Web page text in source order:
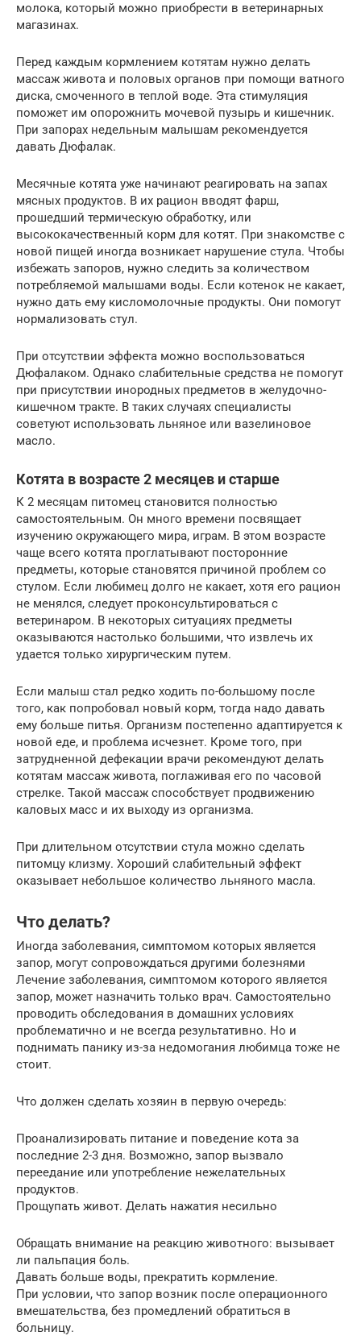
молока, который можно приобрести в ветеринарных
магазинах.
Перед каждым кормлением котятам нужно делать
массаж живота и половых органов при помощи ватного
диска, смоченного в теплой воде. Эта стимуляция
поможет им опорожнить мочевой пузырь и кишечник.
При запорах недельным малышам рекомендуется
давать Дюфалак.
Месячные котята уже начинают реагировать на запах
мясных продуктов. В их рацион вводят фарш,
прошедший термическую обработку, или
высококачественный корм для котят. При знакомстве с
новой пищей иногда возникает нарушение стула. Чтобы
избежать запоров, нужно следить за количеством
потребляемой малышами воды. Если котенок не какает,
нужно дать ему кисломолочные продукты. Они помогут
нормализовать стул.
При отсутствии эффекта можно воспользоваться
Дюфалаком. Однако слабительные средства не помогут
при присутствии инородных предметов в желудочно-
кишечном тракте. В таких случаях специалисты
советуют использовать льняное или вазелиновое
масло.
Котята в возрасте 2 месяцев и старше
К 2 месяцам питомец становится полностью
самостоятельным. Он много времени посвящает
изучению окружающего мира, играм. В этом возрасте
чаще всего котята проглатывают посторонние
предметы, которые становятся причиной проблем со
стулом. Если любимец долго не какает, хотя его рацион
не менялся, следует проконсультироваться с
ветеринаром. В некоторых ситуациях предметы
оказываются настолько большими, что извлечь их
удается только хирургическим путем.
Если малыш стал редко ходить по-большому после
того, как попробовал новый корм, тогда надо давать
ему больше питья. Организм постепенно адаптируется к
новой еде, и проблема исчезнет. Кроме того, при
затрудненной дефекации врачи рекомендуют делать
котятам массаж живота, поглаживая его по часовой
стрелке. Такой массаж способствует продвижению
каловых масс и их выходу из организма.
При длительном отсутствии стула можно сделать
питомцу клизму. Хороший слабительный эффект
оказывает небольшое количество льняного масла.
Что делать?
Иногда заболевания, симптомом которых является
запор, могут сопровождаться другими болезнями
Лечение заболевания, симптомом которого является
запор, может назначить только врач. Самостоятельно
проводить обследования в домашних условиях
проблематично и не всегда результативно. Но и
поднимать панику из-за недомогания любимца тоже не
стоит.
Что должен сделать хозяин в первую очередь:
Проанализировать питание и поведение кота за
последние 2-3 дня. Возможно, запор вызвало
переедание или употребление нежелательных
продуктов.
Прощупать живот. Делать нажатия несильно
Обращать внимание на реакцию животного: вызывает
ли пальпация боль.
Давать больше воды, прекратить кормление.
При условии, что запор возник после операционного
вмешательства, без промедлений обратиться в
больницу.